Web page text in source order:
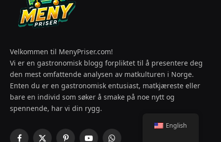
Velkommen til MenyPriser.com!
Vi er en gastronomisk blogg forpliktet til å presentere deg
den mest omfattende analysen av matkulturen i Norge.
Enten du er en gastronomisk entusiast, matkjæreste eller
bare en individ som søker å smake på noe nytt og
spennende, har vi din rygg.
English